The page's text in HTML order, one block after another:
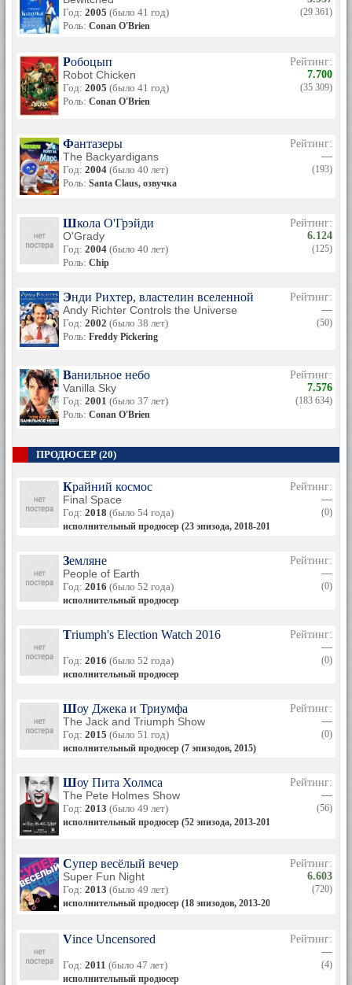
Год: 2005 (было 41 год)
Роль: Conan O'Brien
(29 361)
Робоцып
Robot Chicken
Год: 2005 (было 41 год)
Роль: Conan O'Brien
Рейтинг:
7.700
(35 309)
Фантазеры
The Backyardigans
Год: 2004 (было 40 лет)
Роль: Santa Claus, озвучка
Рейтинг:
—
(193)
Школа О'Грэйди
O'Grady
Год: 2004 (было 40 лет)
Роль: Chip
Рейтинг:
6.124
(125)
Энди Рихтер, властелин вселенной
Andy Richter Controls the Universe
Год: 2002 (было 38 лет)
Роль: Freddy Pickering
Рейтинг:
—
(50)
Ванильное небо
Vanilla Sky
Год: 2001 (было 37 лет)
Роль: Conan O'Brien
Рейтинг:
7.576
(183 634)
ПРОДЮСЕР (20)
Крайний космос
Final Space
Год: 2018 (было 54 года)
исполнительный продюсер (23 эпизода, 2018-2019)
Рейтинг:
—
(0)
Земляне
People of Earth
Год: 2016 (было 52 года)
исполнительный продюсер
Рейтинг:
—
(0)
Triumph's Election Watch 2016
Год: 2016 (было 52 года)
исполнительный продюсер
Рейтинг:
—
(0)
Шоу Джека и Триумфа
The Jack and Triumph Show
Год: 2015 (было 51 год)
исполнительный продюсер (7 эпизодов, 2015)
Рейтинг:
—
(0)
Шоу Пита Холмса
The Pete Holmes Show
Год: 2013 (было 49 лет)
исполнительный продюсер (52 эпизода, 2013-2014)
Рейтинг:
—
(56)
Супер весёлый вечер
Super Fun Night
Год: 2013 (было 49 лет)
исполнительный продюсер (18 эпизодов, 2013-2014)
Рейтинг:
6.603
(720)
Vince Uncensored
Год: 2011 (было 47 лет)
исполнительный продюсер
Рейтинг:
—
(4)